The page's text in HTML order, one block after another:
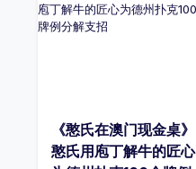
《憨氏在澳门现金桌》
憨氏用庖丁解牛的匠心